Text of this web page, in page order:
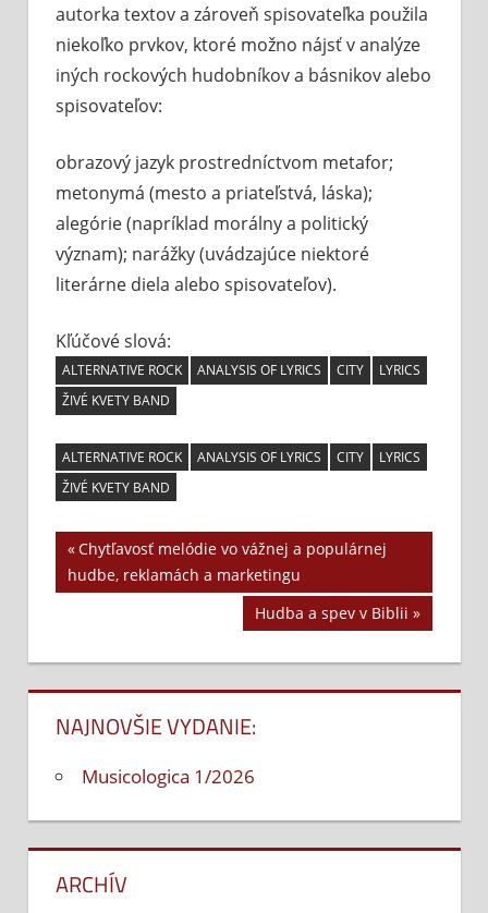
autorka textov a zároveň spisovateľka použila
niekoľko prvkov, ktoré možno nájsť v analýze
iných rockových hudobníkov a básnikov alebo
spisovateľov:
obrazový jazyk prostredníctvom metafor;
metonymá (mesto a priateľstvá, láska);
alegórie (napríklad morálny a politický
význam); narážky (uvádzajúce niektoré
literárne diela alebo spisovateľov).
Kľúčové slová:
ALTERNATIVE ROCK ANALYSIS OF LYRICS CITY
LYRICS
ŽIVÉ KVETY BAND
ALTERNATIVE ROCK ANALYSIS OF LYRICS CITY
LYRICS
ŽIVÉ KVETY BAND
Navigácia
článku
Previous
Post:
Chytľavosť melódie vo vážnej a populárnej
hudbe, reklamách a marketingu
Next
Hudba a spev v Biblii
NAJNOVŠIE VYDANIE:
Musicologica 1/2026
ARCHÍV